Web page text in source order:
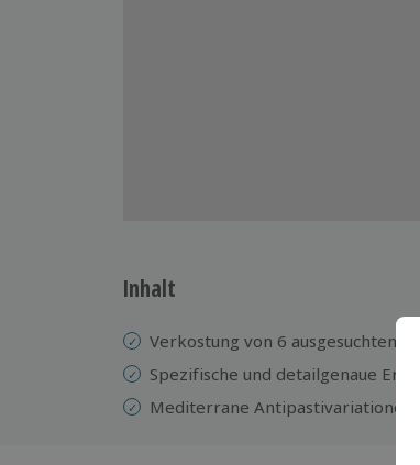
Inhalt
Verkostung von 6 ausgesuchten
Spezifische und detailgenaue
Mediterrane Antipastivariationen